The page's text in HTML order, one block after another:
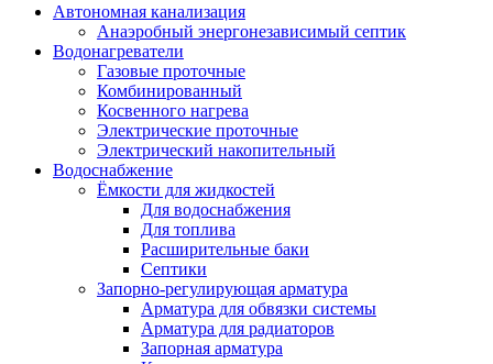
Автономная канализация
Анаэробный энергонезависимый септик
Водонагреватели
Газовые проточные
Комбинированный
Косвенного нагрева
Электрические проточные
Электрический накопительный
Водоснабжение
Ёмкости для жидкостей
Для водоснабжения
Для топлива
Расширительные баки
Септики
Запорно-регулирующая арматура
Арматура для обвязки системы
Арматура для радиаторов
Запорная арматура